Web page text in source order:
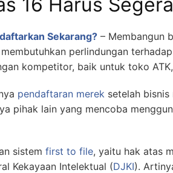
Sekarang? – Membangun
perlindungan
kompetitor, baik untuk toko
pendaftaran merek setelah
pihak lain yang mencoba
sistem first to file, yaitu hak atas
Kekayaan Intelektual (DJKI).